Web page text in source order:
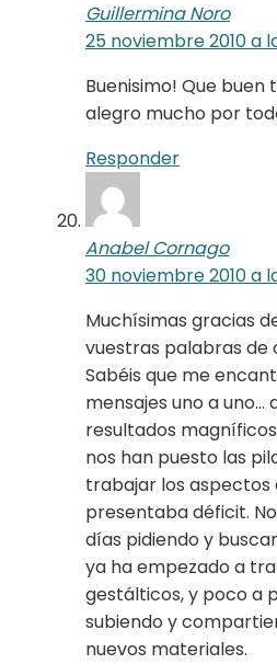
Guillermina Noro
25 noviembre 2010 a
Buenisimo! Que buen
alegro mucho por
Responder
Anabel Cornago
30 noviembre 2010 a
Muchísimas gracias
vuestras palabras de
Sabéis que me
mensajes uno a uno…
resultados
nos han puesto las
trabajar los aspectos
presentaba déficit.
días pidiendo y
ya ha empezado a
gestálticos, y poco a
subiendo y
nuevos materiales.